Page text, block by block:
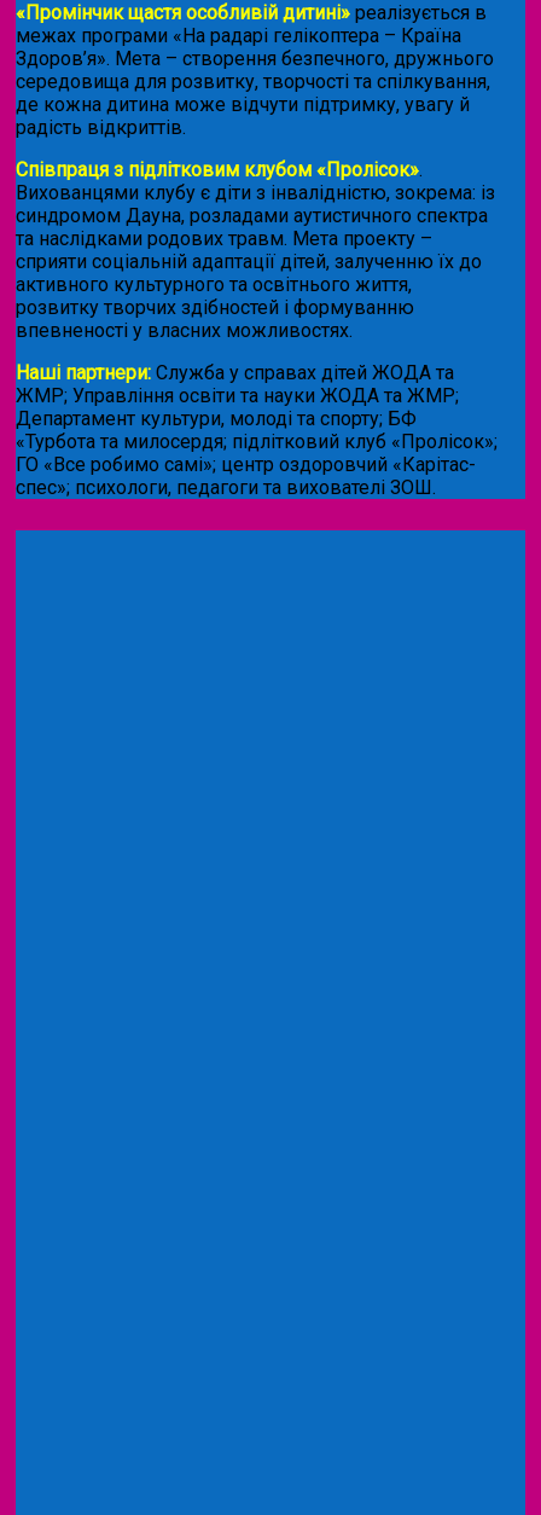
«Промінчик щастя особливій дитині» реалізується в
межах програми «На радарі гелікоптера – Країна
Здоров’я». Мета – створення безпечного, дружнього
середовища для розвитку, творчості та спілкування,
де кожна дитина може відчути підтримку, увагу й
радість відкриттів.
Співпраця з підлітковим клубом «Пролісок».
Вихованцями клубу є діти з інвалідністю, зокрема: із
синдромом Дауна, розладами аутистичного спектра
та наслідками родових травм. Мета проекту –
сприяти соціальній адаптації дітей, залученню їх до
активного культурного та освітнього життя,
розвитку творчих здібностей і формуванню
впевненості у власних можливостях.
Наші партнери: Служба у справах дітей ЖОДА та
ЖМР; Управління освіти та науки ЖОДА та ЖМР;
Департамент культури, молоді та спорту; БФ
«Турбота та милосердя; підлітковий клуб «Пролісок»;
ГО «Все робимо самі»; центр оздоровчий «Карітас-
спес»; психологи, педагоги та вихователі ЗОШ.